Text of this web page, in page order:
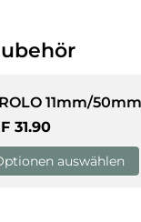
11mm/
Preis
31.90
auswählen